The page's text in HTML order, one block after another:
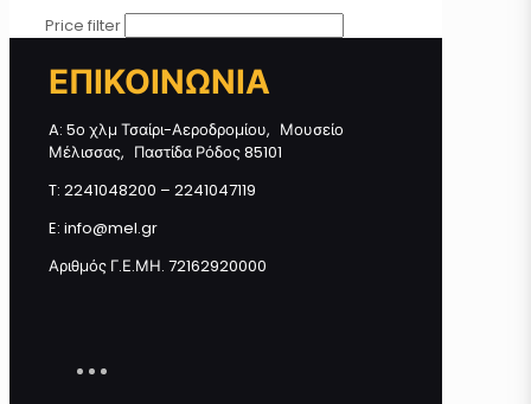
Price filter
ΕΠΙΚΟΙΝΩΝΙΑ
A: 5ο χλμ Τσαίρι-Αεροδρομίου, Μουσείο
Μέλισσας, Παστίδα Ρόδος 85101
T: 2241048200 – 2241047119
E: info@mel.gr
Αριθμός Γ.Ε.ΜΗ. 72162920000